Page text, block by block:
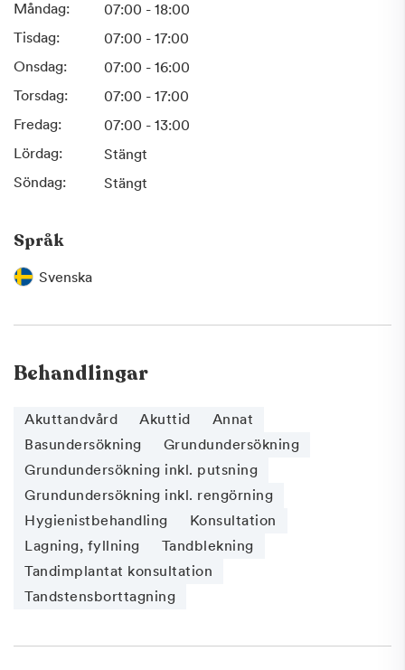
Måndag:
07:00 - 18:00
Tisdag:
07:00 - 17:00
Onsdag:
07:00 - 16:00
Torsdag:
07:00 - 17:00
Fredag:
07:00 - 13:00
Lördag:
Stängt
Söndag:
Stängt
Språk
Svenska
Behandlingar
Akuttandvård Akuttid
Annat
Basundersökning
Grundundersökning
Grundundersökning inkl. putsning
Grundundersökning inkl. rengörning
Hygienistbehandling
Konsultation
Lagning, fyllning
Tandblekning
Tandimplantat konsultation
Tandstensborttagning